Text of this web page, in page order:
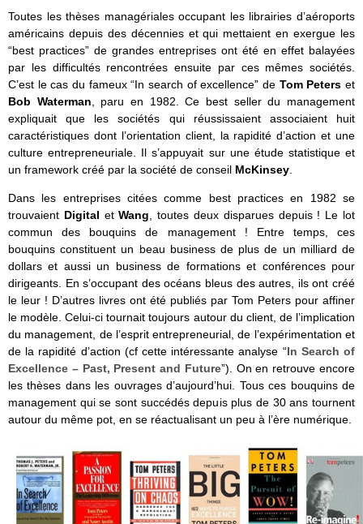
Toutes les thèses managériales occupant les librairies d’aéroports
américains depuis des décennies et qui mettaient en exergue les
“best practices” de grandes entreprises ont été en effet balayées
par les difficultés rencontrées ensuite par ces mêmes sociétés.
C’est le cas du fameux “In search of excellence” de Tom Peterset
Bob Waterman , paru en 1982. Ce best seller du management
expliquait que les sociétés qui réussissaient associaient huit
caractéristiques dont l’orientation client, la rapidité d’action et une
culture entrepreneuriale. Il s’appuyait sur une étude statistique et
un framework créé par la société de conseil McKinsey
Dans les entreprises citées comme best practices en 1982 se
trouvaient Digital etWang , toutes deux disparues depuis ! Le lot
commun des bouquins de management ! Entre temps, ces
bouquins constituent un beau business de plus de un milliard de
dollars et aussi un business de formations et conférences pour
dirigeants. En s’occupant des océans bleus des autres, ils ont créé
le leur ! D’autres livres ont été publiés par Tom Peters pour affiner
le modèle. Celui-ci tournait toujours autour du client, de l’implication
du management, de l’esprit entrepreneurial, de l’expérimentation et
de la rapidité d’action (cf cette intéressante analyse “In Search of
Excellence – Past, Present and Future”). On en retrouve encore
les thèses dans les ouvrages d’aujourd’hui. Tous ces bouquins de
management qui se sont succédés depuis plus de 30 ans tournent
autour du même pot, en se réactualisant un peu à l’ère numérique.